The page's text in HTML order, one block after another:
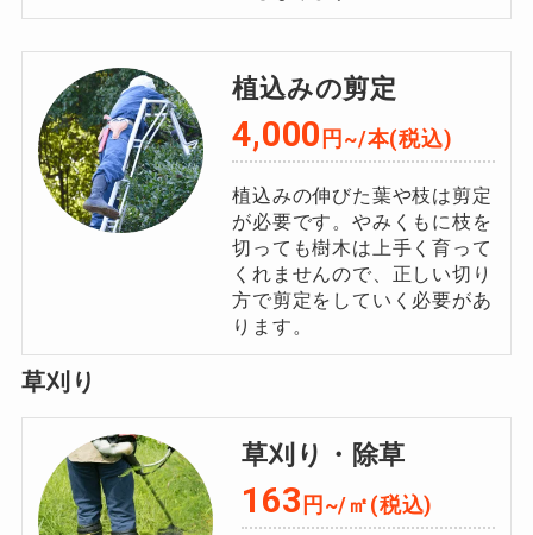
植込みの剪定
4,000 円~/本(税込)
植込みの伸びた葉や枝は剪定
が必要です。やみくもに枝を
切っても樹木は上手く育って
くれませんので、正しい切り
方で剪定をしていく必要があ
ります。
草刈り
草刈り・除草
163円~/㎡(税込)